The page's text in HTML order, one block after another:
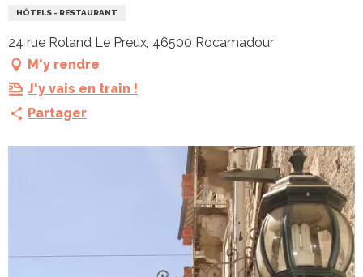
HÔTELS - RESTAURANT
24 rue Roland Le Preux, 46500 Rocamadour
M'y rendre
J'y vais en train !
Partager